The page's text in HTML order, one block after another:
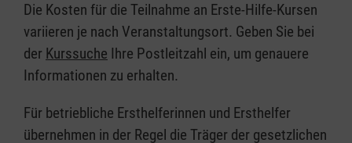
Die Kosten für die Teilnahme an Erste-Hilfe-Kursen
variieren je nach Veranstaltungsort. Geben Sie bei
der Kurssuche Ihre Postleitzahl ein, um genauere
Informationen zu erhalten.
Für betriebliche Ersthelferinnen und Ersthelfer
übernehmen in der Regel die Träger der gesetzlichen